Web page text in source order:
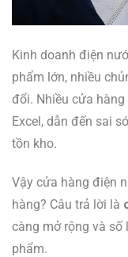
Kinh doanh điện
phẩm lớn, nhiều
đổi. Nhiều cửa
Excel, dẫn đến sai
tồn kho.
Vậy cửa hàng điện
hàng? Câu trả lời là
càng mở rộng và
phẩm.